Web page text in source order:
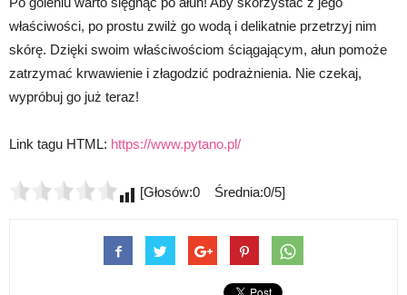
właściwości, po prostu zwilż go wodą i delikatnie przetrzyj nim
skórę. Dzięki swoim właściwościom ściągającym, ałun pomoże
zatrzymać krwawienie i złagodzić podrażnienia. Nie czekaj,
wypróbuj go już teraz!
Link tagu HTML: https://www.pytano.pl/
[Głosów:0 Średnia:0/5]